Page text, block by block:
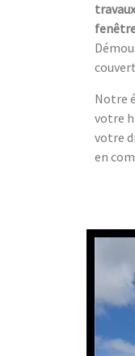
Notre
votre
votre
en